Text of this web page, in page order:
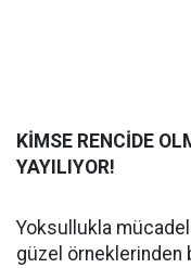
KİMSE RENCİDE
YAYILIYOR!
Yoksullukla
güzel örneklerinden